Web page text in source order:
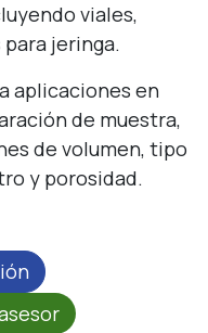
viales,
jeringa.
aplicaciones en
de muestra,
de volumen, tipo
y porosidad.